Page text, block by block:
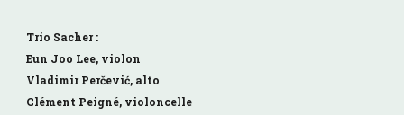
Trio Sacher :
Eun Joo Lee, violon
Vladimir Perčević, alto
Clément Peigné, violoncelle